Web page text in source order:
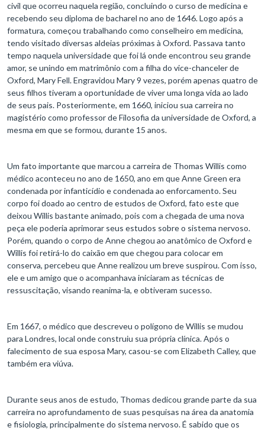
civil que ocorreu naquela região, concluindo o curso de medicina e
recebendo seu diploma de bacharel no ano de 1646. Logo após a
formatura, começou trabalhando como conselheiro em medicina,
tendo visitado diversas aldeias próximas à Oxford. Passava tanto
tempo naquela universidade que foi lá onde encontrou seu grande
amor, se unindo em matrimônio com a filha do vice-chanceler de
Oxford, Mary Fell. Engravidou Mary 9 vezes, porém apenas quatro de
seus filhos tiveram a oportunidade de viver uma longa vida ao lado
de seus pais. Posteriormente, em 1660, iniciou sua carreira no
magistério como professor de Filosofia da universidade de Oxford, a
mesma em que se formou, durante 15 anos.
Um fato importante que marcou a carreira de Thomas Willis como
médico aconteceu no ano de 1650, ano em que Anne Green era
condenada por infanticídio e condenada ao enforcamento. Seu
corpo foi doado ao centro de estudos de Oxford, fato este que
deixou Willis bastante animado, pois com a chegada de uma nova
peça ele poderia aprimorar seus estudos sobre o sistema nervoso.
Porém, quando o corpo de Anne chegou ao anatômico de Oxford e
Willis foi retirá-lo do caixão em que chegou para colocar em
conserva, percebeu que Anne realizou um breve suspirou. Com isso,
ele e um amigo que o acompanhava iniciaram as técnicas de
ressuscitação, visando reanima-la, e obtiveram sucesso.
Em 1667, o médico que descreveu o polígono de Willis se mudou
para Londres, local onde construiu sua própria clínica. Após o
falecimento de sua esposa Mary, casou-se com Elizabeth Calley, que
também era viúva.
Durante seus anos de estudo, Thomas dedicou grande parte da sua
carreira no aprofundamento de suas pesquisas na área da anatomia
e fisiologia, principalmente do sistema nervoso. É sabido que os